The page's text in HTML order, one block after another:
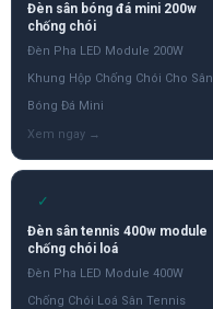
Đèn sân bóng đá mini 200w
chống chói
Đèn Pha LED Module 200W
Khung Hộp Chống Chói Cho Sân
Bóng Đá Mini
✓
Đèn sân tennis 400w module
chống chói loá
Đèn Pha LED Module 400W
Chống Chói Loá Sân Tennis